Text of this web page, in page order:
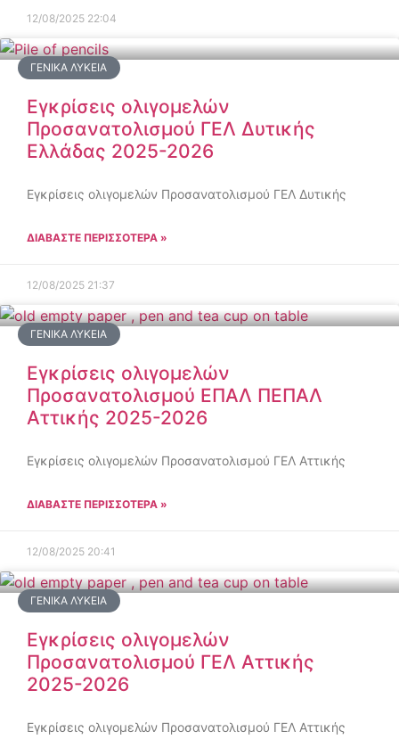
12/08/2025 22:04
ΓΕΝΙΚΆ ΛΎΚΕΙΑ
Εγκρίσεις ολιγομελών
Προσανατολισμού ΓΕΛ Δυτικής
Ελλάδας 2025-2026
Εγκρίσεις ολιγομελών Προσανατολισμού ΓΕΛ Δυτικής
ΔΙΑΒΑΣΤΕ ΠΕΡΙΣΣΟΤΕΡΑ »
12/08/2025 21:37
ΓΕΝΙΚΆ ΛΎΚΕΙΑ
Εγκρίσεις ολιγομελών
Προσανατολισμού ΕΠΑΛ ΠΕΠΑΛ
Αττικής 2025-2026
Εγκρίσεις ολιγομελών Προσανατολισμού ΓΕΛ Αττικής
ΔΙΑΒΑΣΤΕ ΠΕΡΙΣΣΟΤΕΡΑ »
12/08/2025 20:41
ΓΕΝΙΚΆ ΛΎΚΕΙΑ
Εγκρίσεις ολιγομελών
Προσανατολισμού ΓΕΛ Αττικής
2025-2026
Εγκρίσεις ολιγομελών Προσανατολισμού ΓΕΛ Αττικής